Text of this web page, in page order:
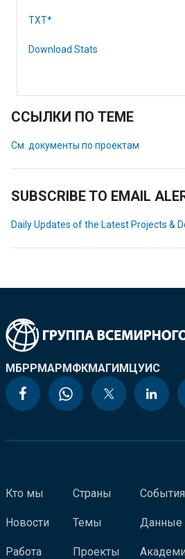
TXT*
Download Stats
ССЫЛКИ ПО ТЕМЕ
См. документы по проектам
SUBSCRIBE TO EMAIL
Daily Updates of the Latest Projects &
МБРРМАРМФКМАГИМЦУИС
Кто мы
Новости
Работа
Страны
Темы
Проекты
События
Данные